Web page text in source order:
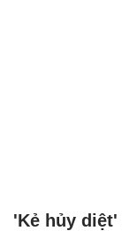
'Kẻ hủy diệt'